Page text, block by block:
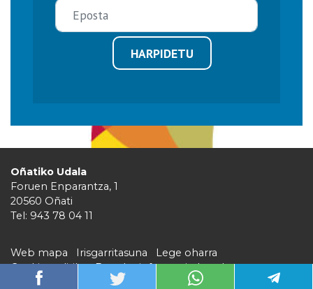
HARPIDETU
Oñatiko Udala
Foruen Enparantza, 1
20560 Oñati
Tel: 943 78 04 11
Web mapa Irisgarritasuna
Lege oharra
Cookie politika
Barruko informazio kanala